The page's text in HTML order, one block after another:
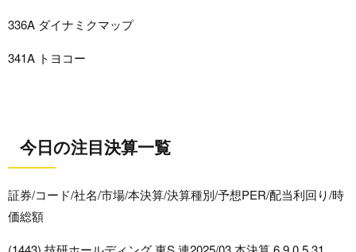
336A ダイナミクマップ
341A トヨコー
今日の注目決算一覧
証券/コード/社名/市場/本決算/決算種別/予想PER/配当利回り/時
価総額